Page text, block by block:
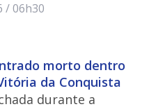
/ 06h30
morto dentro
da Conquista
durante a